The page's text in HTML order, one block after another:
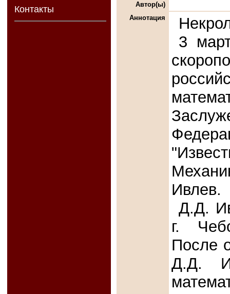
Контакты
Автор(ы)
Аннотация
3
Ивлев.
Д.Д.
г.
После
Д.Д.